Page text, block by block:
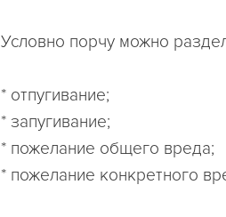
Условно порчу можно
* отпугивание;
* запугивание;
* пожелание общего вреда;
* пожелание конкретного